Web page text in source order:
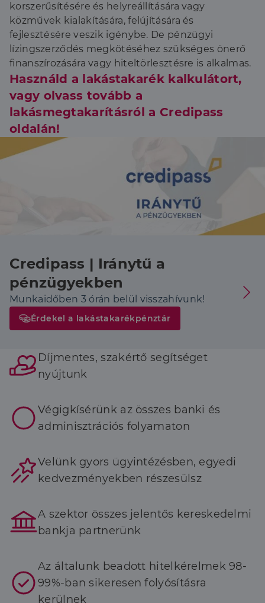
korszerűsítésére és helyreállítására vagy
közművek kialakítására, felújítására és
fejlesztésére veszik igénybe. De pénzügyi
lízingszerződés megkötéséhez szükséges önerő
finanszírozására vagy hiteltörlesztésre is alkalmas.
Használd a lakástakarék kalkulátort,
vagy olvass tovább a
lakásmegtakarításról a Credipass
oldalán!
Credipass | Iránytű a
pénzügyekben
Munkaidőben 3 órán belül visszahívunk!
Érdekel a lakástakarékpénztár
Díjmentes, szakértő segítséget
nyújtunk
Végigkísérünk az összes banki és
adminisztrációs folyamaton
Velünk gyors ügyintézésben, egyedi
kedvezményekben részesülsz
A szektor összes jelentős kereskedelmi
bankja partnerünk
Az általunk beadott hitelkérelmek 98-
99%-ban sikeresen folyósításra
kerülnek